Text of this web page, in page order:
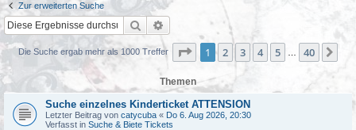
Zur erweiterten Suche
Suche Erweiterte Suche
Die Suche ergab mehr als 1000 Treffer Seite 1von 40
1 2 3 4 5 40
Themen
Suche einzelnes Kinderticket ATTENSION
Letzter Beitrag von catycuba « Do 6. Aug 2026, 20:30
Verfasst in Suche & Biete Tickets